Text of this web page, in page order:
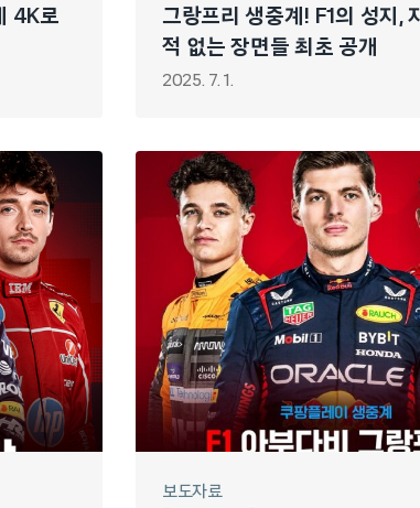
4K로
그랑프리 생중계! F1의 성지,
적 없는 장면들 최초 공개
2025. 7. 1.
보도자료